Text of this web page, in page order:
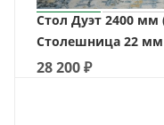
Стол Дуэт 2400
Столешница 22 мм
28 200₽